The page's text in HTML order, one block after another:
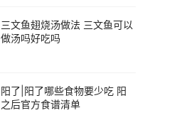
三文鱼翅烧汤做法 三文鱼可以
做汤吗好吃吗
阳了|阳了哪些食物要少吃 阳
之后官方食谱清单